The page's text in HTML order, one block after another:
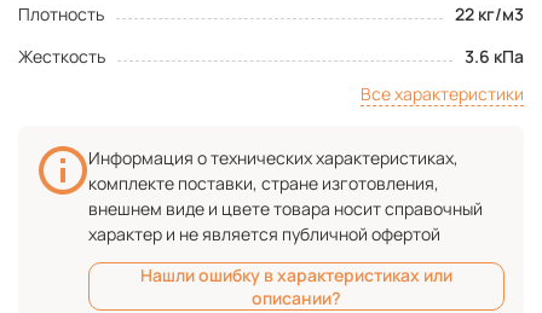
Плотность
22 кг/м3
Жесткость
3.6 кПа
Все характеристики
Информация о технических характеристиках,
комплекте поставки, стране изготовления,
внешнем виде и цвете товара носит справочный
характер и не является публичной офертой
Нашли ошибку в характеристиках или
описании?